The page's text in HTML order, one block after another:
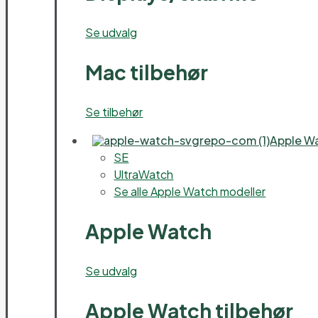
Se udvalg
Mac tilbehør
Se tilbehør
Apple
SE
UltraWatch
Se alle Apple Watch modeller
Apple Watch
Se udvalg
Apple Watch tilbehør